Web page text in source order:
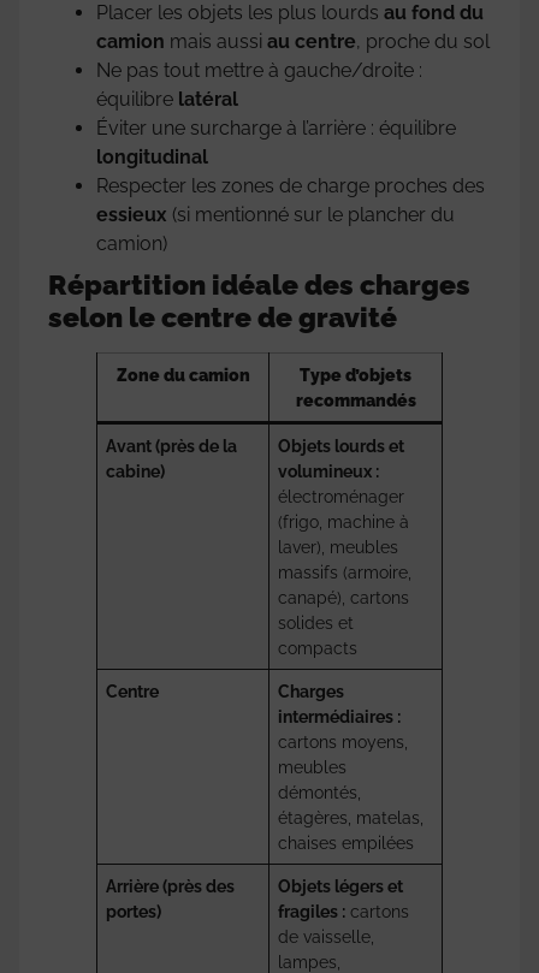
Placer les objets les plus lourds au fond du
camion mais aussi au centre, proche du sol
Ne pas tout mettre à gauche/droite :
équilibre latéral
Éviter une surcharge à l’arrière : équilibre
longitudinal
Respecter les zones de charge proches des
essieux (si mentionné sur le plancher du
camion)
Répartition idéale des charges
selon le centre de gravité
Zone du camion
Type d’objets
recommandés
Avant (près de la
cabine)
Objets lourds et
volumineux :
électroménager
(frigo, machine à
laver), meubles
massifs (armoire,
canapé), cartons
solides et
compacts
Centre
Charges
intermédiaires :
cartons moyens,
meubles
démontés,
étagères, matelas,
chaises empilées
Arrière (près des
portes)
Objets légers et
fragiles : cartons
de vaisselle,
lampes,